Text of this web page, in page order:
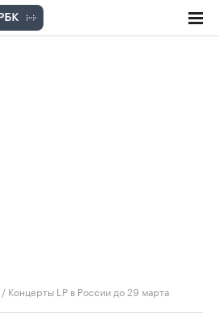
/ Концерты LP в России до 29 марта